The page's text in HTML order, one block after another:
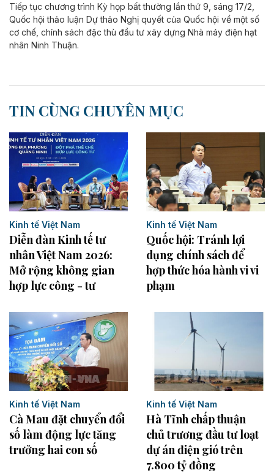
Tiếp tục chương trình Kỳ họp bất thường lần thứ 9, sáng 17/2,
Quốc hội thảo luận Dự thảo Nghị quyết của Quốc hội về một số
cơ chế, chính sách đặc thù đầu tư xây dựng Nhà máy điện hạt
nhân Ninh Thuận.
TIN CÙNG CHUYÊN MỤC
Kinh tế Việt Nam
Diễn đàn Kinh tế tư
nhân Việt Nam 2026:
Mở rộng không gian
hợp lực công - tư
Kinh tế Việt Nam
Quốc hội: Tránh lợi
dụng chính sách để
hợp thức hóa hành vi vi
phạm
Kinh tế Việt Nam
Cà Mau đặt chuyển đổi
số làm động lực tăng
trưởng hai con số
Kinh tế Việt Nam
Hà Tĩnh chấp thuận
chủ trương đầu tư loạt
dự án điện gió trên
7.800 tỷ đồng